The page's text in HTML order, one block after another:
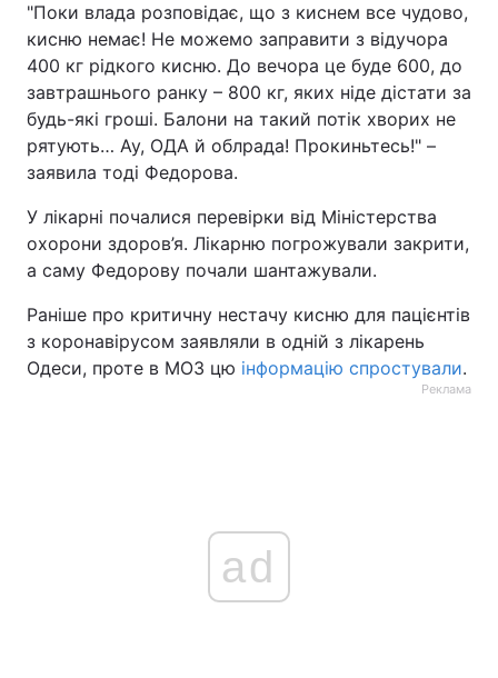
"Поки влада розповідає, що з киснем все чудово,
кисню немає! Не можемо заправити з відучора
400 кг рідкого кисню. До вечора це буде 600, до
завтрашнього ранку – 800 кг, яких ніде дістати за
будь-які гроші. Балони на такий потік хворих не
рятують… Ау, ОДА й облрада! Прокиньтесь!" –
заявила тоді Федорова.
У лікарні почалися перевірки від Міністерства
охорони здоров’я. Лікарню погрожували закрити,
а саму Федорову почали шантажували.
Раніше про критичну нестачу кисню для пацієнтів
з коронавірусом заявляли в одній з лікарень
Одеси, проте в МОЗ цю інформацію спростували.
Реклама
ad